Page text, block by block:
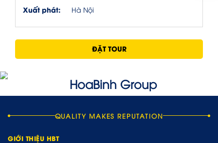
Xuất phát: Hà Nội
ĐẶT TOUR
QUALITY MAKES REPUTATION
GIỚI THIỆU HBT